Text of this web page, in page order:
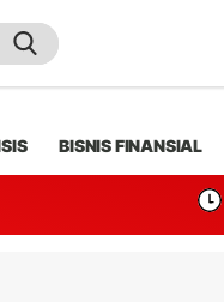
BISNIS FINANSIAL